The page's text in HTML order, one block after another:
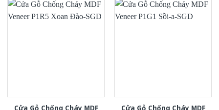
Cửa Gỗ Chống Cháy MDF Cửa Gỗ Chống Cháy MDF